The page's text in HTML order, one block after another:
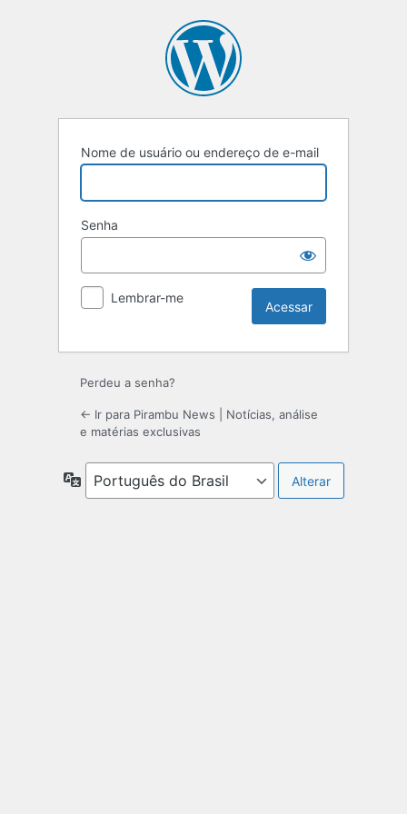
Nome de usuário ou endereço de e-mail
Senha
Lembrar-me
Perdeu a senha?
← Ir para Pirambu News | Notícias, análise
e matérias exclusivas
Idioma